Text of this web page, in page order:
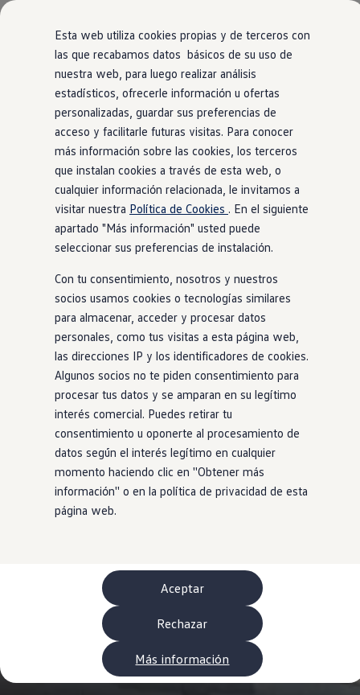
Esta web utiliza cookies propias y de terceros con
las que recabamos datos básicos de su uso de
nuestra web, para luego realizar análisis
estadísticos, ofrecerle información u ofertas
personalizadas, guardar sus preferencias de
acceso y facilitarle futuras visitas. Para conocer
más información sobre las cookies, los terceros
que instalan cookies a través de esta web, o
cualquier información relacionada, le invitamos a
visitar nuestra Política de Cookies . En el siguiente
apartado "Más información" usted puede
seleccionar sus preferencias de instalación.
Con tu consentimiento, nosotros y nuestros
socios usamos cookies o tecnologías similares
para almacenar, acceder y procesar datos
personales, como tus visitas a esta página web,
las direcciones IP y los identificadores de cookies.
Algunos socios no te piden consentimiento para
procesar tus datos y se amparan en su legítimo
interés comercial. Puedes retirar tu
consentimiento u oponerte al procesamiento de
datos según el interés legítimo en cualquier
momento haciendo clic en ''Obtener más
información'' o en la política de privacidad de esta
página web.
Aceptar
Rechazar
Más información
Ir
directamente
al contenido
Ir
directamente
al pie de
página
Nuevo ID. Polo: El eléctrico para todos
Nuevo ID. Cross 100% eléctrico
Modelos 7 plazas
Descubre el nuevo Golf GTI 50 Aniversario
Gama Deportiva
Gama SUV de Volkswagen
Ofertas y promociones
Precios Especiales
Renueva tu Volkswagen
Trae un amigo a Volkswagen Canarias
Financiación Volkswagen
Volkswagen Flex & Serenity
Renting
Vehículos de ocasión
Concursos Volkswagen
Clientes
Buscador de Concesionarios
Atención al cliente
Accesorios
Guía de mantenimiento
Información Útil
Viajar en coche
WLTP
Aceite y líquidos
EA189
Etiquetado de neumáticos UE - Volkswagen
Reciclaje Volkswagen Canarias
Servicios de mantenimiento
Garantía Volkswagen
Homologaciones y certificados de conformidad
Información sobre el apagón de redes 2G-3G
Recambios
Recambios reconstruidos
Neumáticos
Modelos antiguos
Servicio para vehículos eléctricos
myVolkswagen
Ayuda con aplicaciones y servicios digitales
Navigation Map Update
Extras digitales
Actualizaciones del software, los mapas y las
Buscar servicios para tu modelo